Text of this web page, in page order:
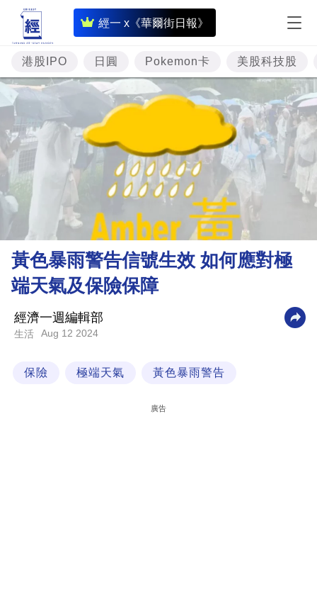
經一 x《華爾街日報》
即
時
財
經
題
投
市
理
財
商
業
科
港股IPO 日圓 Pokemon卡 美股科技股
黃色暴雨警告信號生效 如何應對極
端天氣及保險保障
經濟一週編輯部
生活 Aug 12 2024
保險 極端天氣 黃色暴雨警告
廣告